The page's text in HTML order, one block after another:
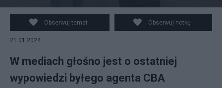
Źródło zdjęcia: Tomasz Kaczmarek (L) i Mariusz
Kamiński (P). Fot. PAP/Leszek Szymański
Obserwuj temat Obserwuj notkę
21.01.2024
W mediach głośno jest o ostatniej
wypowiedzi byłego agenta CBA